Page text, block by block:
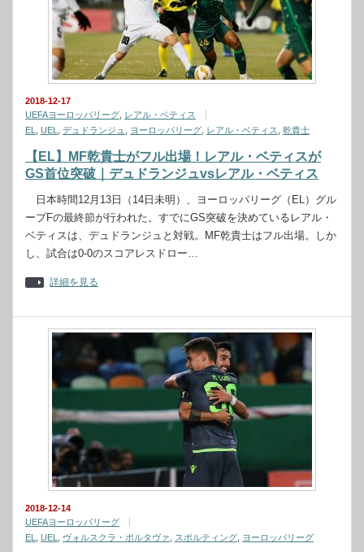
2018-12-17
UEFAヨーロッパリーグ レアル・ベティス
EL
UEL デュドランジュ ヨーロッパリーグ レアル・ベティス 乾貴士
【EL】MF乾貴士がフル出場！レアル・ベティスが
GS首位突破｜デュドランジュvsレアル・ベティス
日本時間12月13日（14日未明）、ヨーロッパリーグ（EL）グル
ープFの最終節が行われた。すでにGS突破を決めているレアル・
ベティスは、デュドランジュと対戦。MF乾貴士はフル出場。しか
し、試合は0-0のスコアレスドロー…
詳細を見る
2018-12-14
UEFAヨーロッパリーグ
EL
UEL ヴォルスクラ・ポルタヴァ スポルティング ヨーロッパリーグ